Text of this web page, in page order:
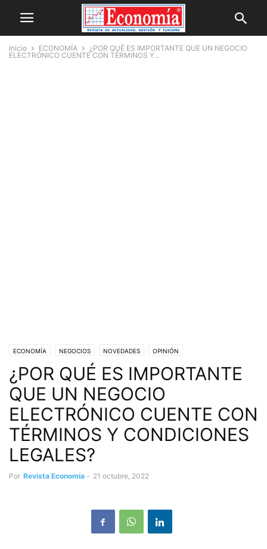
Inicio ECONOMÍA
¿POR QUÉ ES IMPORTANTE QUE UN NEGOCIO
ELECTRÓNICO CUENTE CON TÉRMINOS Y...
ECONOMÍA NEGOCIOS NOVEDADES OPINIÓN
¿POR QUÉ ES IMPORTANTE
QUE UN NEGOCIO
ELECTRÓNICO CUENTE CON
TÉRMINOS Y CONDICIONES
LEGALES?
Por Revista Economía - 21 octubre, 2022